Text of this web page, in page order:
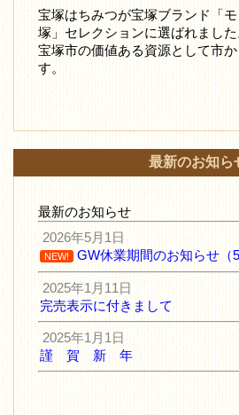
宝塚はちみつが宝塚ブランド「
塚」セレクションに選ばれました
宝塚市の価値ある資源として市
す。
最新のお知ら
最新のお知らせ
2026年5月1日
NEW! GW休業期間のお知らせ（
2025年1月11日
完売表示に付きまして
2025年1月1日
謹 賀 新 年